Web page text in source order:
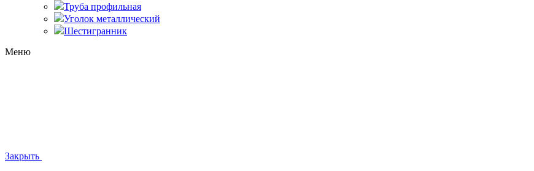
Труба профильная
Уголок металлический
Шестигранник
Меню
Закрыть